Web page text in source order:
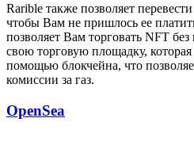
Rarible также позволяет
чтобы Вам не пришлось ее
позволяет Вам торговать NFT без
свою торговую площадку,
помощью блокчейна, что
комиссии за газ.
OpenSea